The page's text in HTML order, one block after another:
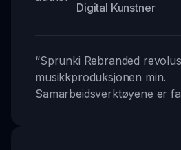
Digital Kunstner
“Sprunki Rebranded
musikkproduksjonen min.
Samarbeidsverktøyene er